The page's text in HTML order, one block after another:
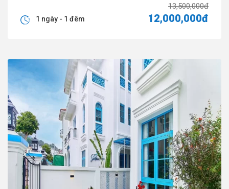
13,500,000đ
12,000,000đ
1 ngày - 1 đêm